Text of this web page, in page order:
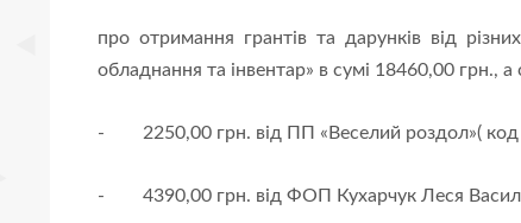
про отримання грантів та дарунків від
обладнання та інвентар» в сумі 18460,00 грн., а
- 2250,00 грн. від ПП «Веселий роздол»(
- 4390,00 грн. від ФОП Кухарчук Леся